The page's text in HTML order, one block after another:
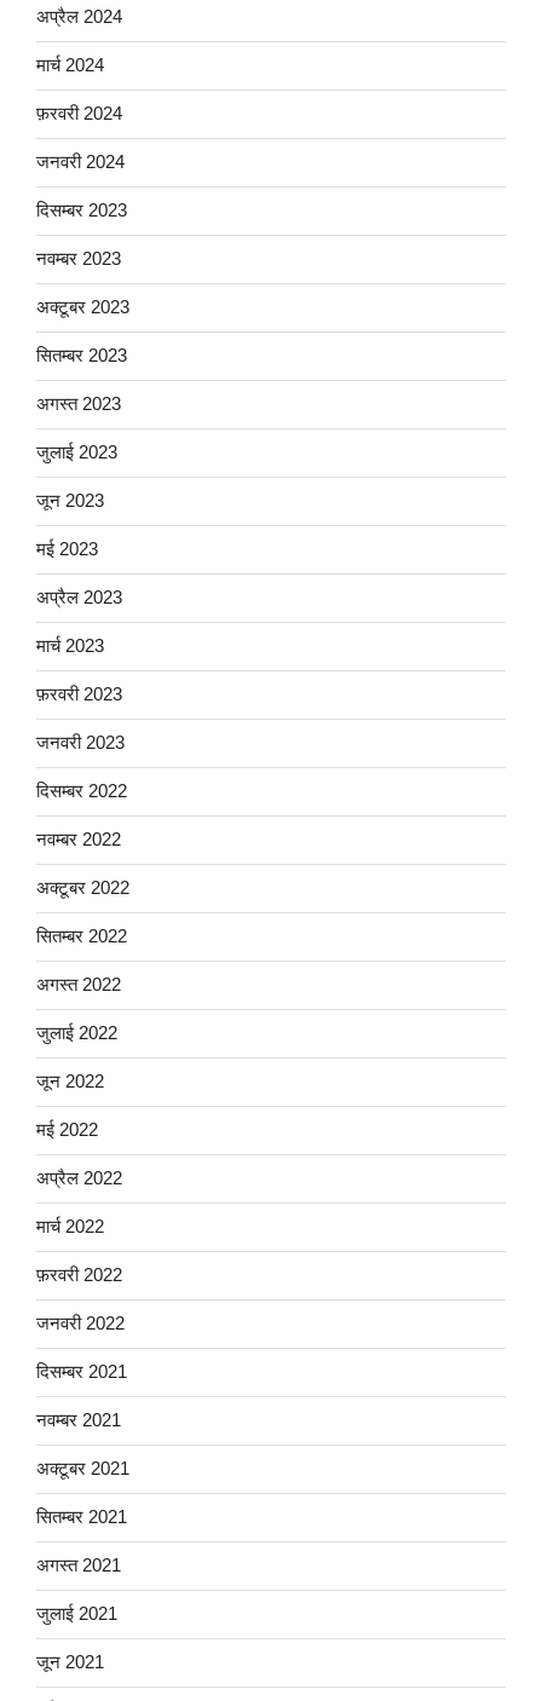
अप्रैल 2024
मार्च 2024
फ़रवरी 2024
जनवरी 2024
दिसम्बर 2023
नवम्बर 2023
अक्टूबर 2023
सितम्बर 2023
अगस्त 2023
जुलाई 2023
जून 2023
मई 2023
अप्रैल 2023
मार्च 2023
फ़रवरी 2023
जनवरी 2023
दिसम्बर 2022
नवम्बर 2022
अक्टूबर 2022
सितम्बर 2022
अगस्त 2022
जुलाई 2022
जून 2022
मई 2022
अप्रैल 2022
मार्च 2022
फ़रवरी 2022
जनवरी 2022
दिसम्बर 2021
नवम्बर 2021
अक्टूबर 2021
सितम्बर 2021
अगस्त 2021
जुलाई 2021
जून 2021